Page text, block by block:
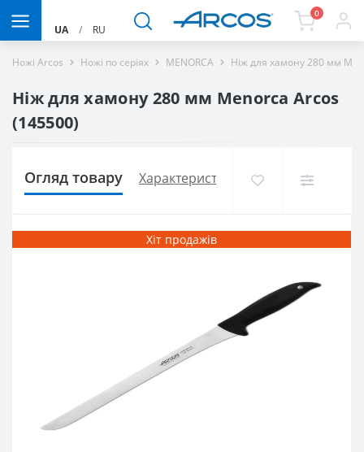
UA / RU
0
Ножі Arcos Ножі по серіях MENORCA Ніж для хамону 280 мм
Ніж для хамону 280 мм Menorca Arcos
(145500)
Огляд товару Характеристики Доставка і
Хіт продажів